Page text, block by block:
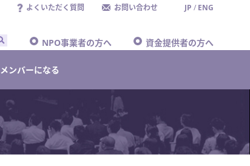
よくいただく質問 お問い合わせ JP / ENG
NPO事業者の方へ 資金提供者の方へ
メンバーになる